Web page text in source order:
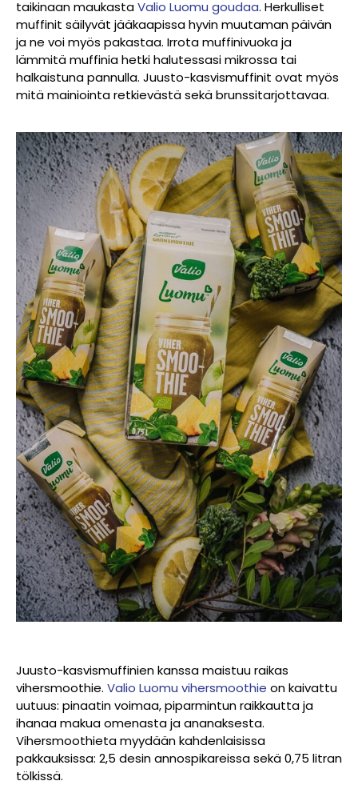
taikinaan maukastaValio Luomu goudaa. Herkulliset
muffinit säilyvät jääkaapissa hyvin muutaman päivän
ja ne voi myös pakastaa. Irrota muffinivuoka ja
lämmitä muffinia hetki halutessasi mikrossa tai
halkaistuna pannulla. Juusto-kasvismuffinit ovat myös
mitä mainiointa retkievästä sekä brunssitarjottavaa.
Juusto-kasvismuffinien kanssa maistuu raikas
vihersmoothie. Valio Luomu vihersmoothie on kaivattu
uutuus: pinaatin voimaa, piparmintun raikkautta ja
ihanaa makua omenasta ja ananaksesta.
Vihersmoothieta myydään kahdenlaisissa
pakkauksissa: 2,5 desin annospikareissa sekä 0,75 litran
tölkissä.